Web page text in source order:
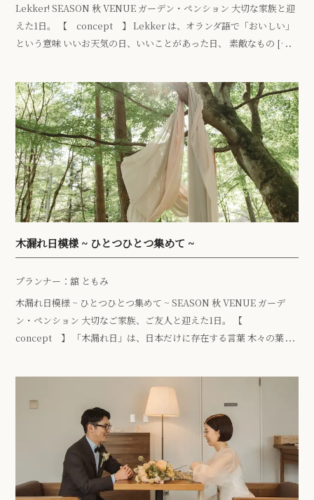
Lekker! SEASON 秋 VENUE ガーデン・ペンション 大切な家族と迎
えた1日。 【 concept 】 Lekker は、オランダ語で「おいしい」
という意味 いいお天気の日、いいことがあった日、 素敵なもの […]
木漏れ日模様 ~ ひとつひとつ集めて ~
プランナー：舘 ともみ
木漏れ日模様 ~ ひとつひとつ集めて ~ SEASON 秋 VENUE ガーデ
ン・ペンション 大切なご家族、ご友人と迎えた1日。 【
concept 】 「木漏れ日」は、日本だけに存在する言葉 木々の葉の